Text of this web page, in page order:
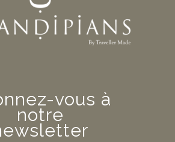
vous à
notre